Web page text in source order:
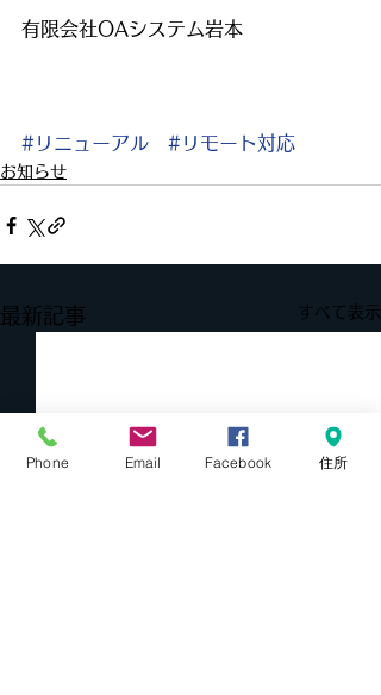
有限会社OAシステム岩本
#リニューアル #リモート対応
お知らせ
最新記事 すべて表示
Phone Email Facebook 住所